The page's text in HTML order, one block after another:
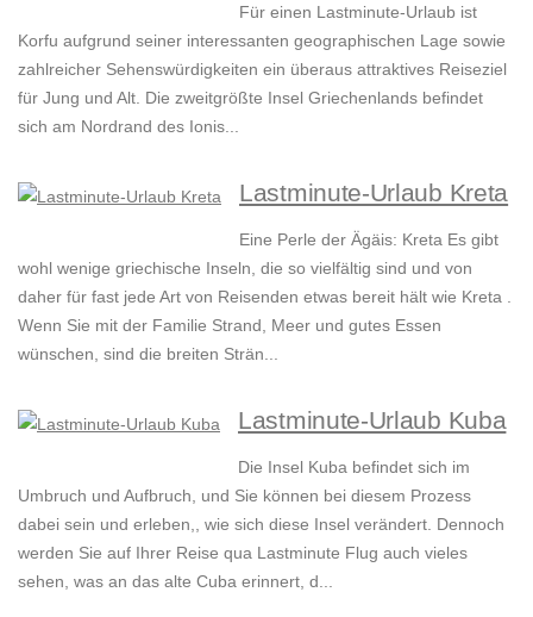
Für einen Lastminute-Urlaub ist
Korfu aufgrund seiner interessanten geographischen Lage sowie
zahlreicher Sehenswürdigkeiten ein überaus attraktives Reiseziel
für Jung und Alt. Die zweitgrößte Insel Griechenlands befindet
sich am Nordrand des Ionis...
Lastminute-Urlaub Kreta
Eine Perle der Ägäis: Kreta Es gibt
wohl wenige griechische Inseln, die so vielfältig sind und von
daher für fast jede Art von Reisenden etwas bereit hält wie Kreta .
Wenn Sie mit der Familie Strand, Meer und gutes Essen
wünschen, sind die breiten Strän...
Lastminute-Urlaub Kuba
Die Insel Kuba befindet sich im
Umbruch und Aufbruch, und Sie können bei diesem Prozess
dabei sein und erleben,, wie sich diese Insel verändert. Dennoch
werden Sie auf Ihrer Reise qua Lastminute Flug auch vieles
sehen, was an das alte Cuba erinnert, d...